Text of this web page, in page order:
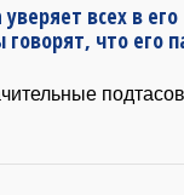
всех в его
что его